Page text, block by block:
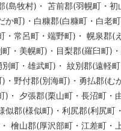
(島牧村)・ 苫前郡(羽幌町・
か町)・白糠郡(白糠町・白老
・常呂町・端野町)・ 幌泉郡(
町・美幌町)・目梨郡(羅臼町)
町・雄武町)・ 紋別郡(遠軽
)・野付郡(別海町)・勇払郡(む
)・ 夕張郡(栗山町・長沼町・
似郡(様似町)・利尻郡(利尻町
檜山郡(厚沢部町・江差町・